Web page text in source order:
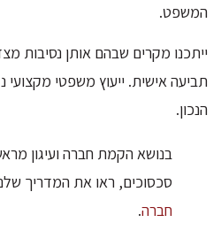
המשפט.
ייתכנו מקרים שבהם אותן נסיבות
תביעה אישית. ייעוץ משפטי
הנכון.
בנושא הקמת חברה ועיגון
סכסוכים, ראו את המדריך
חברה.